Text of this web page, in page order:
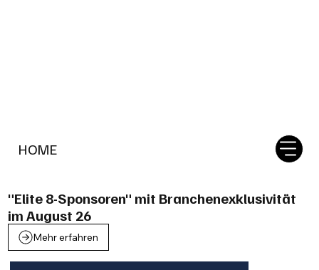
HOME
"Elite 8-Sponsoren" mit Branchenexklusivität
im August 26
Mehr erfahren